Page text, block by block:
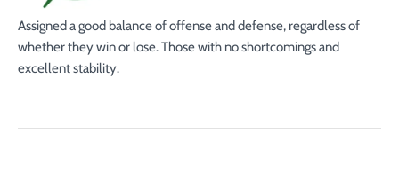
Assigned a good balance of offense and defense, regardless of
whether they win or lose. Those with no shortcomings and
excellent stability.